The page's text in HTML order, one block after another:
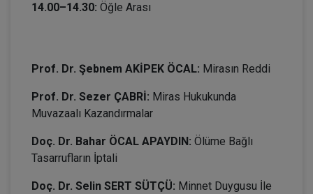
14.00–14.30: Öğle Arası
Prof. Dr. Şebnem AKİPEK ÖCAL: Mirasın Reddi
Prof. Dr. Sezer ÇABRİ: Miras Hukukunda
Muvazaalı Kazandırmalar
Doç. Dr. Bahar ÖCAL APAYDIN: Ölüme Bağlı
Tasarrufların İptali
Doç. Dr. Selin SERT SÜTÇÜ: Minnet Duygusu İle